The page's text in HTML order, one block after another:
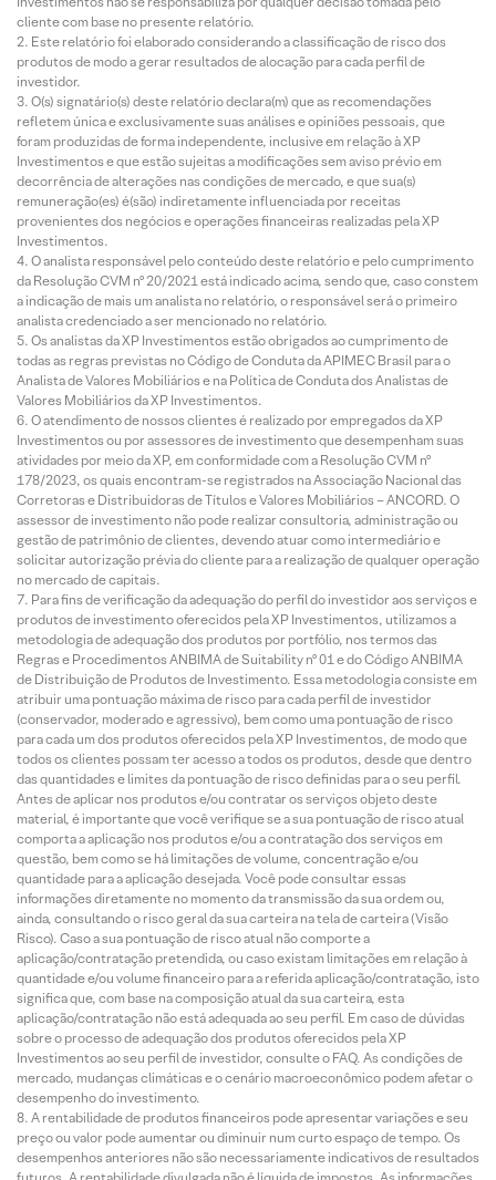
cliente com base no presente relatório.
Este relatório foi elaborado considerando a classificação de risco dos
produtos de modo a gerar resultados de alocação para cada perfil de
investidor.
O(s) signatário(s) deste relatório declara(m) que as recomendações
refletem única e exclusivamente suas análises e opiniões pessoais, que
foram produzidas de forma independente, inclusive em relação à XP
Investimentos e que estão sujeitas a modificações sem aviso prévio em
decorrência de alterações nas condições de mercado, e que sua(s)
remuneração(es) é(são) indiretamente influenciada por receitas
provenientes dos negócios e operações financeiras realizadas pela XP
Investimentos.
O analista responsável pelo conteúdo deste relatório e pelo cumprimento
da Resolução CVM nº 20/2021 está indicado acima, sendo que, caso constem
a indicação de mais um analista no relatório, o responsável será o primeiro
analista credenciado a ser mencionado no relatório.
Os analistas da XP Investimentos estão obrigados ao cumprimento de
todas as regras previstas no Código de Conduta da APIMEC Brasil para o
Analista de Valores Mobiliários e na Política de Conduta dos Analistas de
Valores Mobiliários da XP Investimentos.
O atendimento de nossos clientes é realizado por empregados da XP
Investimentos ou por assessores de investimento que desempenham suas
atividades por meio da XP, em conformidade com a Resolução CVM nº
178/2023, os quais encontram-se registrados na Associação Nacional das
Corretoras e Distribuidoras de Títulos e Valores Mobiliários – ANCORD. O
assessor de investimento não pode realizar consultoria, administração ou
gestão de patrimônio de clientes, devendo atuar como intermediário e
solicitar autorização prévia do cliente para a realização de qualquer operação
no mercado de capitais.
Para fins de verificação da adequação do perfil do investidor aos serviços e
produtos de investimento oferecidos pela XP Investimentos, utilizamos a
metodologia de adequação dos produtos por portfólio, nos termos das
Regras e Procedimentos ANBIMA de Suitability nº 01 e do Código ANBIMA
de Distribuição de Produtos de Investimento. Essa metodologia consiste em
atribuir uma pontuação máxima de risco para cada perfil de investidor
(conservador, moderado e agressivo), bem como uma pontuação de risco
para cada um dos produtos oferecidos pela XP Investimentos, de modo que
todos os clientes possam ter acesso a todos os produtos, desde que dentro
das quantidades e limites da pontuação de risco definidas para o seu perfil.
Antes de aplicar nos produtos e/ou contratar os serviços objeto deste
material, é importante que você verifique se a sua pontuação de risco atual
comporta a aplicação nos produtos e/ou a contratação dos serviços em
questão, bem como se há limitações de volume, concentração e/ou
quantidade para a aplicação desejada. Você pode consultar essas
informações diretamente no momento da transmissão da sua ordem ou,
ainda, consultando o risco geral da sua carteira na tela de carteira (Visão
Risco). Caso a sua pontuação de risco atual não comporte a
aplicação/contratação pretendida, ou caso existam limitações em relação à
quantidade e/ou volume financeiro para a referida aplicação/contratação, isto
significa que, com base na composição atual da sua carteira, esta
aplicação/contratação não está adequada ao seu perfil. Em caso de dúvidas
sobre o processo de adequação dos produtos oferecidos pela XP
Investimentos ao seu perfil de investidor, consulte o FAQ. As condições de
mercado, mudanças climáticas e o cenário macroeconômico podem afetar o
desempenho do investimento.
A rentabilidade de produtos financeiros pode apresentar variações e seu
preço ou valor pode aumentar ou diminuir num curto espaço de tempo. Os
desempenhos anteriores não são necessariamente indicativos de resultados